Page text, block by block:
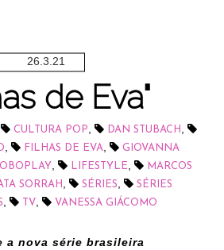
26.3.21
de Eva"
CULTURA POP DAN STUBACH
FILHAS DE EVA
GIOVANNA
, LIFESTYLE
MARCOS
SORRAH SÉRIES
SÉRIES
TV, VANESSA GIÁCOMO
a nova série brasileira